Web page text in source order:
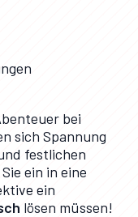
bei
sich Spannung
festlichen
ein in eine
ein
lösen müssen!